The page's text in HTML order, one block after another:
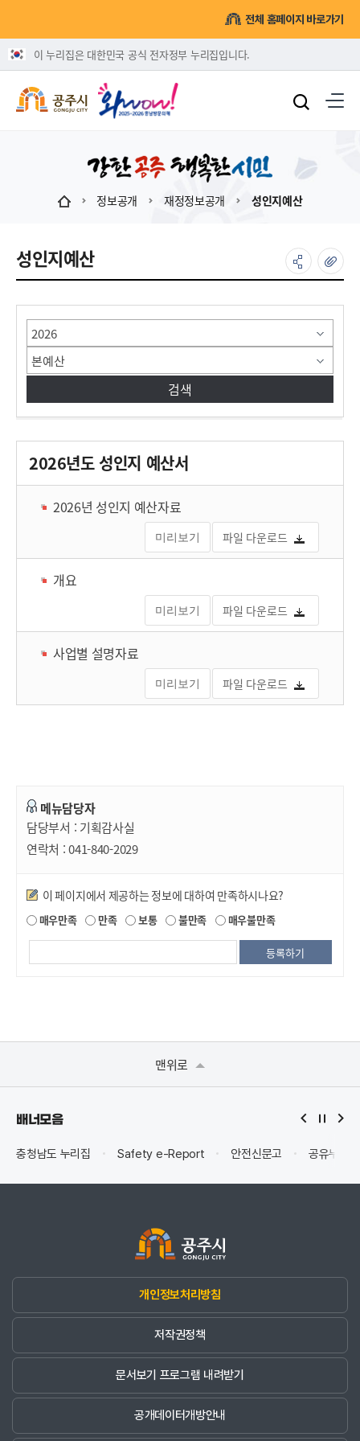
전체 홈페이지 바로가기
이 누리집은 대한민국 공식 전자정부 누리집입니다.
정보공개 재정정보공개 성인지예산
성인지예산
게시물 검색
2026년도 성인지 예산서
2026년 성인지 예산자료
미리보기 파일 다운로드
개요
미리보기 파일 다운로드
사업별 설명자료
미리보기 파일 다운로드
메뉴담당자
담당부서 : 기획감사실
연락처 :041-840-2029
만족도조사
이 페이지에서 제공하는 정보에 대하여 만족하시나요?
매우만족 만족 보통 불만족 매우불만족
맨위로
배너모음
충청남도 누리집 Safety e-Report 안전신문고 공유누리(
개인정보처리방침
저작권정책
문서보기 프로그램 내려받기
공개데이터개방안내